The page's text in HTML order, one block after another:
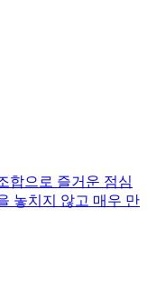
합으로 즐거운 점심
놓치지 않고 매우 만